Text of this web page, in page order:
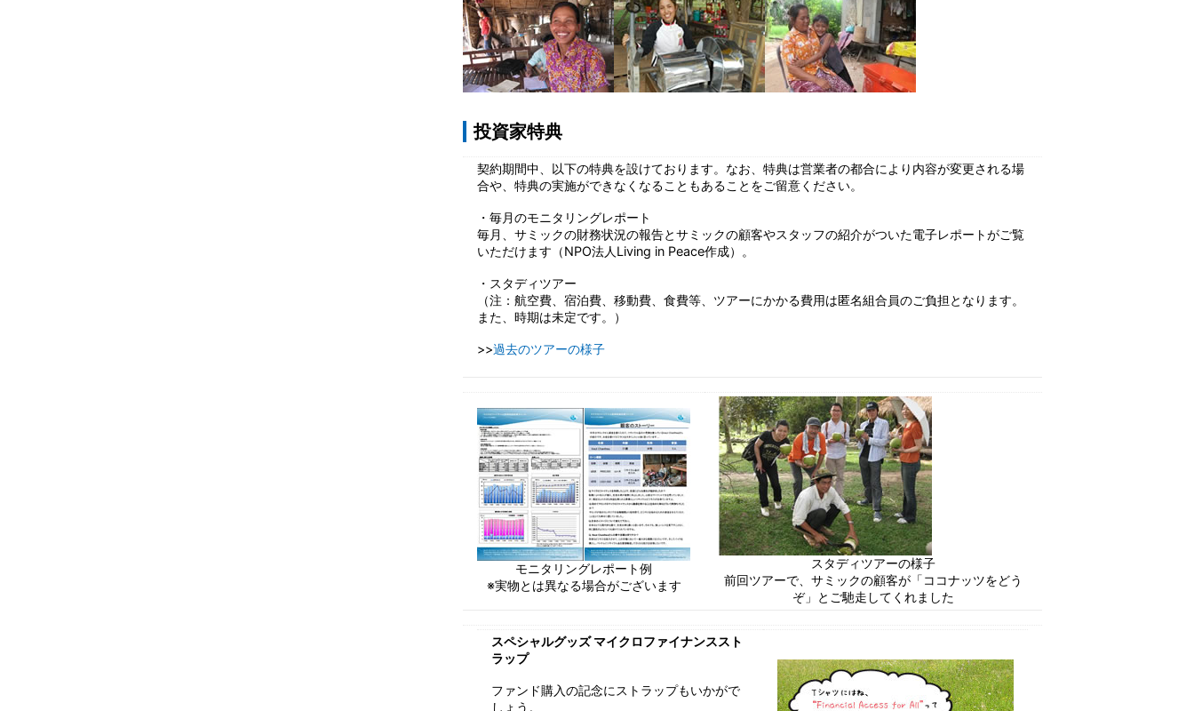
投資家特典
契約期間中、以下の特典を設けております。なお、特典は営業者の都合により内容が変更される場
合や、特典の実施ができなくなることもあることをご留意ください。
・毎月のモニタリングレポート
毎月、サミックの財務状況の報告とサミックの顧客やスタッフの紹介がついた電子レポートがご覧
いただけます（NPO法人Living in Peace作成）。
・スタディツアー
（注：航空費、宿泊費、移動費、食費等、ツアーにかかる費用は匿名組合員のご負担となります。
また、時期は未定です。）
>>過去のツアーの様子
モニタリングレポート例
※実物とは異なる場合がございます
スタディツアーの様子
前回ツアーで、サミックの顧客が「ココナッツをどう
ぞ」とご馳走してくれました
スペシャルグッズ マイクロファイナンススト
ラップ
ファンド購入の記念にストラップもいかがで
しょう。